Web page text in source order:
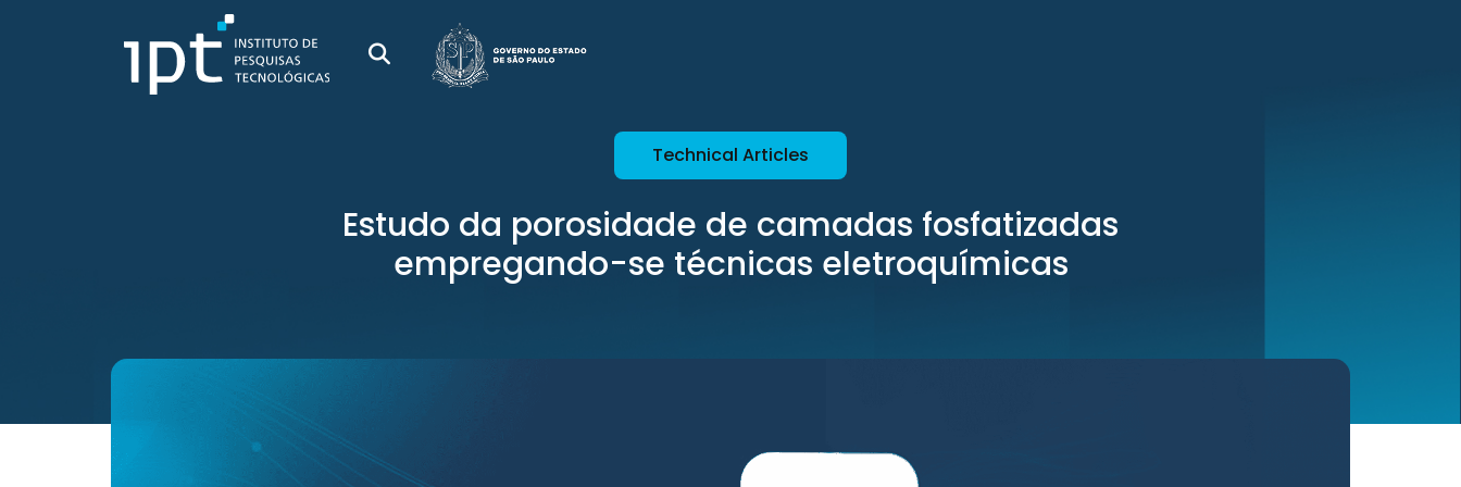
Technical Articles
Estudo da porosidade de camadas fosfatizadas
empregando-se técnicas eletroquímicas